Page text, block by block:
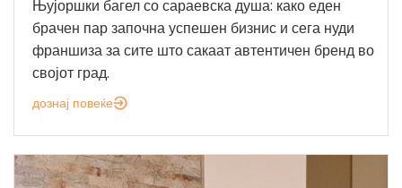
Њујоршки багел со сараевска душа: како еден
брачен пар започна успешен бизнис и сега нуди
франшиза за сите што сакаат автентичен бренд во
својот град.
дознај повеќе